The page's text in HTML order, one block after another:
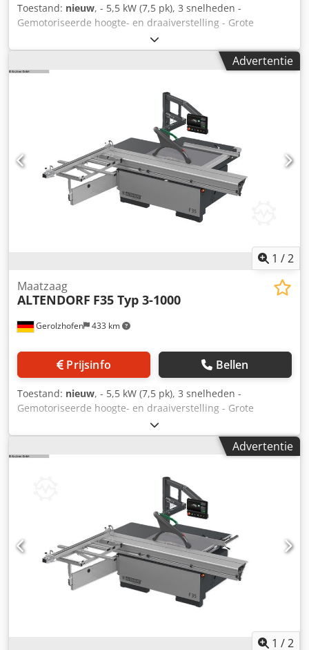
Toestand: nieuw, - 5,5 kW (7,5 pk), 3 snelheden -
Gemotoriseerde hoogte- en draaiverstelling - Grote
beschermkap - Dubbele rolwagen 3.200 mm - Score-unit
met LED-verlichting - Parallelaanslag DIGIT X, snijbreedte
1.000 mm - Hoekverstekaanslag 3.450 mm, zonder
Poedergecoat oppervlak Dkedjwh Um Iopfx Adysr Verdere
Advertentie
1 /2
Gerolzhofen 433 km
Maatzaag
ALTENDORF F35 Typ 3-1000
Prijsinfo Bellen
Toestand: nieuw, - 5,5 kW (7,5 pk), 3 snelheden -
Gemotoriseerde hoogte- en draaiverstelling - Grote
beschermkap - Dubbele rolwagen 3.200 mm - Score-unit
met LED-verlichting - CNC parallelaanslag, snijbreedte
1.000 mm - Hoekverstekaanslag 3.450 mm, zonder
bewezen CDF-oppervlak Dodpjwh Unfjfx Adyekr Verdere
Advertentie
1 /2